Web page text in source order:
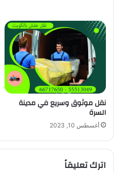
نقل موثوق وسريع في مدينة
السرة
أغسطس 10, 2023
اترك تعليقاً